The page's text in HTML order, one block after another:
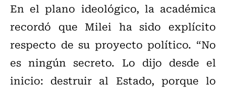
En el plano ideológico, la académica
recordó que Milei ha sido explícito
respecto de su proyecto político. “No
es ningún secreto. Lo dijo desde el
inicio: destruir al Estado, porque lo